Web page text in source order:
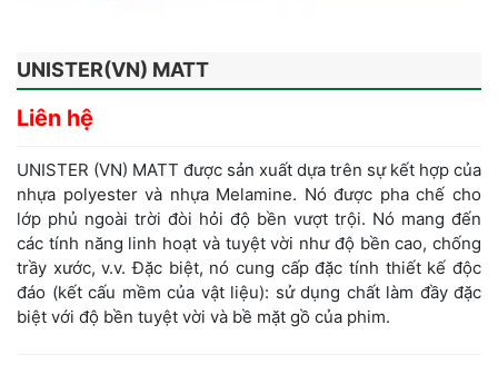
UNISTER(VN) MATT
Liên hệ
UNISTER (VN) MATT được sản xuất dựa trên sự kết hợp của
nhựa polyester và nhựa Melamine. Nó được pha chế cho
lớp phủ ngoài trời đòi hỏi độ bền vượt trội. Nó mang đến
các tính năng linh hoạt và tuyệt vời như độ bền cao, chống
trầy xước, v.v. Đặc biệt, nó cung cấp đặc tính thiết kế độc
đáo (kết cấu mềm của vật liệu): sử dụng chất làm đầy đặc
biệt với độ bền tuyệt vời và bề mặt gồ của phim.